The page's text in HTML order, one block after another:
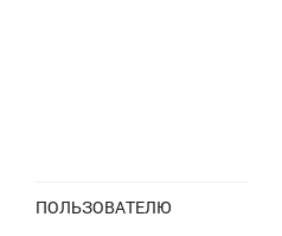
ПОЛЬЗОВАТЕЛЮ